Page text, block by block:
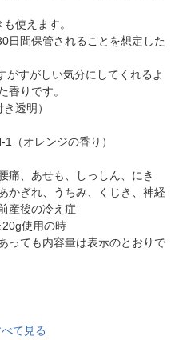
使えます。
日間保管されることを想定した
がすがしい気分にしてくれるよ
香りです。
透明）
1（オレンジの香り）
痛、あせも、しっしん、にき
かぎれ、うちみ、くじき、神経
産後の冷え症
使用の時
っても内容量は表示のとおりで
て見る